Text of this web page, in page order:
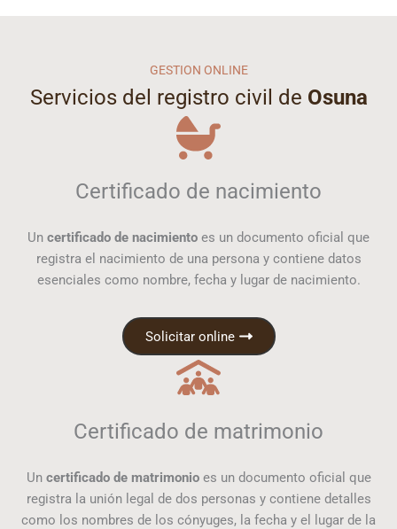
GESTION ONLINE
Servicios del registro civil de Osuna
Certificado de nacimiento
Un certificado de nacimiento es un documento oficial que
registra el nacimiento de una persona y contiene datos
esenciales como nombre, fecha y lugar de nacimiento.
Solicitar online
Certificado de matrimonio
Un certificado de matrimonioes un documento oficial que
registra la unión legal de dos personas y contiene detalles
como los nombres de los cónyuges, la fecha y el lugar de la